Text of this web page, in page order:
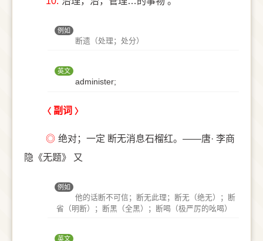
例如
断遗（处理；处分）
英文
administer;
副词
◎ 绝对；一定 断无消息石榴红。——唐· 李商
隐《无题》 又
例如
他的话断不可信；断无此理；断无（绝无）；断
省（明断）；断黑（全黑）；断喝（极严厉的吆喝）
英文